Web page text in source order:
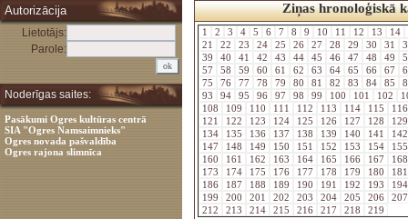
Autorizācija
Lietotājs:
Parole:
Noderīgas saites:
Pasākumi Ogres kultūras centrā
SIA "Ogres Namsaimnieks"
Ogres novada pašvaldība
Ogres rajona slimnīca
Ziņas hronoloģiskā
1 2 3 4 5 6 7 8 9 10 11 12 13 14
21
22 23 24 25 26 27 28 29 30 31
39
40 41 42 43 44 45 46 47 48 49
57
58 59 60 61 62 63 64 65 66 67
75
76 77 78 79 80 81 82 83 84 85
93
94 95 96 97 98 99 100 101 102
108
109 110 111 112 113 114 115
121
122 123 124 125 126 127 128
134
135 136 137 138 139 140 141
147
148 149 150 151 152 153 154
160
161 162 163 164 165 166 167
173
174 175 176 177 178 179 180
186
187 188 189 190 191 192 193
199
200 201 202 203 204 205 206
212
213 214 215 216 217 218 219